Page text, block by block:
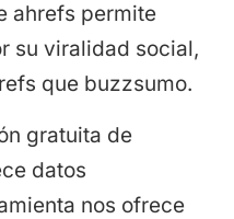
ahrefs permite
su viralidad social,
que buzzsumo.
gratuita de
datos
nos ofrece